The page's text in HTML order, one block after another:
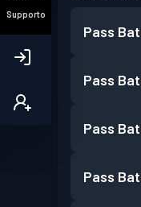
Supporto
Pass
Pass
Pass
Pass